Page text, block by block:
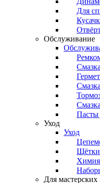
Для
Обслуживание
Пасты
Уход
Уход
Щётки
Химия
Для мастерских